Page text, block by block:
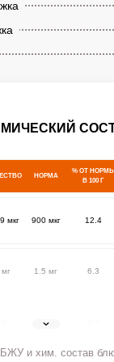
НОРМА
% ОТ НОРМЫ
В 100 Г
мкг 900 мкг 12.4
1.5 мг 6.3
1.8 мг
и хим. состав